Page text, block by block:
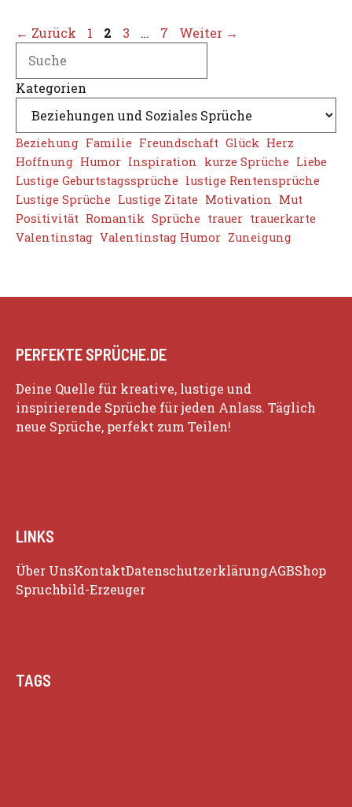
← Zurück Seite
1 Seite
2 Seite
3 … Seite
7 Weiter →
Kategorien
Beziehung Familie Freundschaft Glück Herz
Hoffnung Humor Inspiration kurze Sprüche Liebe
Lustige Geburtstagssprüche lustige Rentensprüche
Lustige Sprüche Lustige Zitate Motivation
Mut
Positivität Romantik Sprüche trauer trauerkarte
Valentinstag Valentinstag Humor Zuneigung
PERFEKTE SPRÜCHE.DE
Deine Quelle für kreative, lustige und
inspirierende Sprüche für jeden Anlass. Täglich
neue Sprüche, perfekt zum Teilen!
LINKS
Über UnsKontaktDatenschutzerklärungAGBShop
Spruchbild-Erzeuger
TAGS